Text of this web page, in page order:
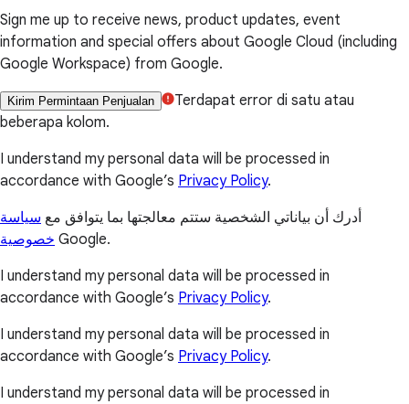
Sign me up to receive news, product updates, event
information and special offers about Google Cloud (including
Google Workspace) from Google.
Kirim Permintaan Penjualan
Terdapat error di satu atau
beberapa kolom.
I understand my personal data will be processed in
accordance with Google’s Privacy Policy.
أدرك أن بياناتي الشخصية ستتم معالجتها بما يتوافق مع سياسة
خصوصية Google.
I understand my personal data will be processed in
accordance with Google’s Privacy Policy.
I understand my personal data will be processed in
accordance with Google’s Privacy Policy.
I understand my personal data will be processed in